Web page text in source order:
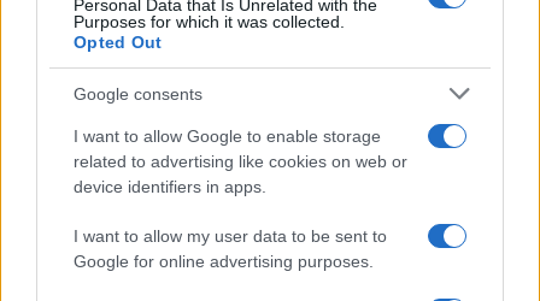
Personal Data that Is Unrelated with the
Purposes for which it was collected.
Opted Out
Google consents
I want to allow Google to enable storage
related to advertising like cookies on web or
device identifiers in apps.
I want to allow my user data to be sent to
Google for online advertising purposes.
Sigue leyendo
SALUD Y ALIMENTACIÓN